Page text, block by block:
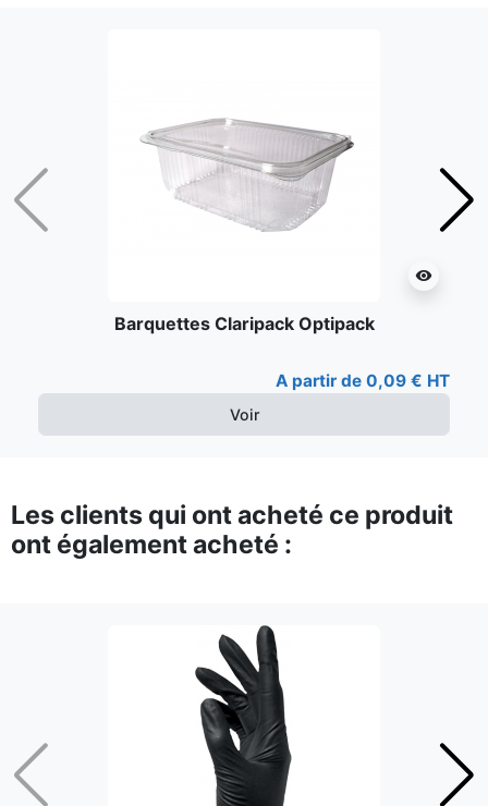
Précédent
visibility
Barquettes Claripack Optipack
A partir de 0,09 € HT
Voir
Les clients qui ont acheté ce produit
ont également acheté :
Précédent